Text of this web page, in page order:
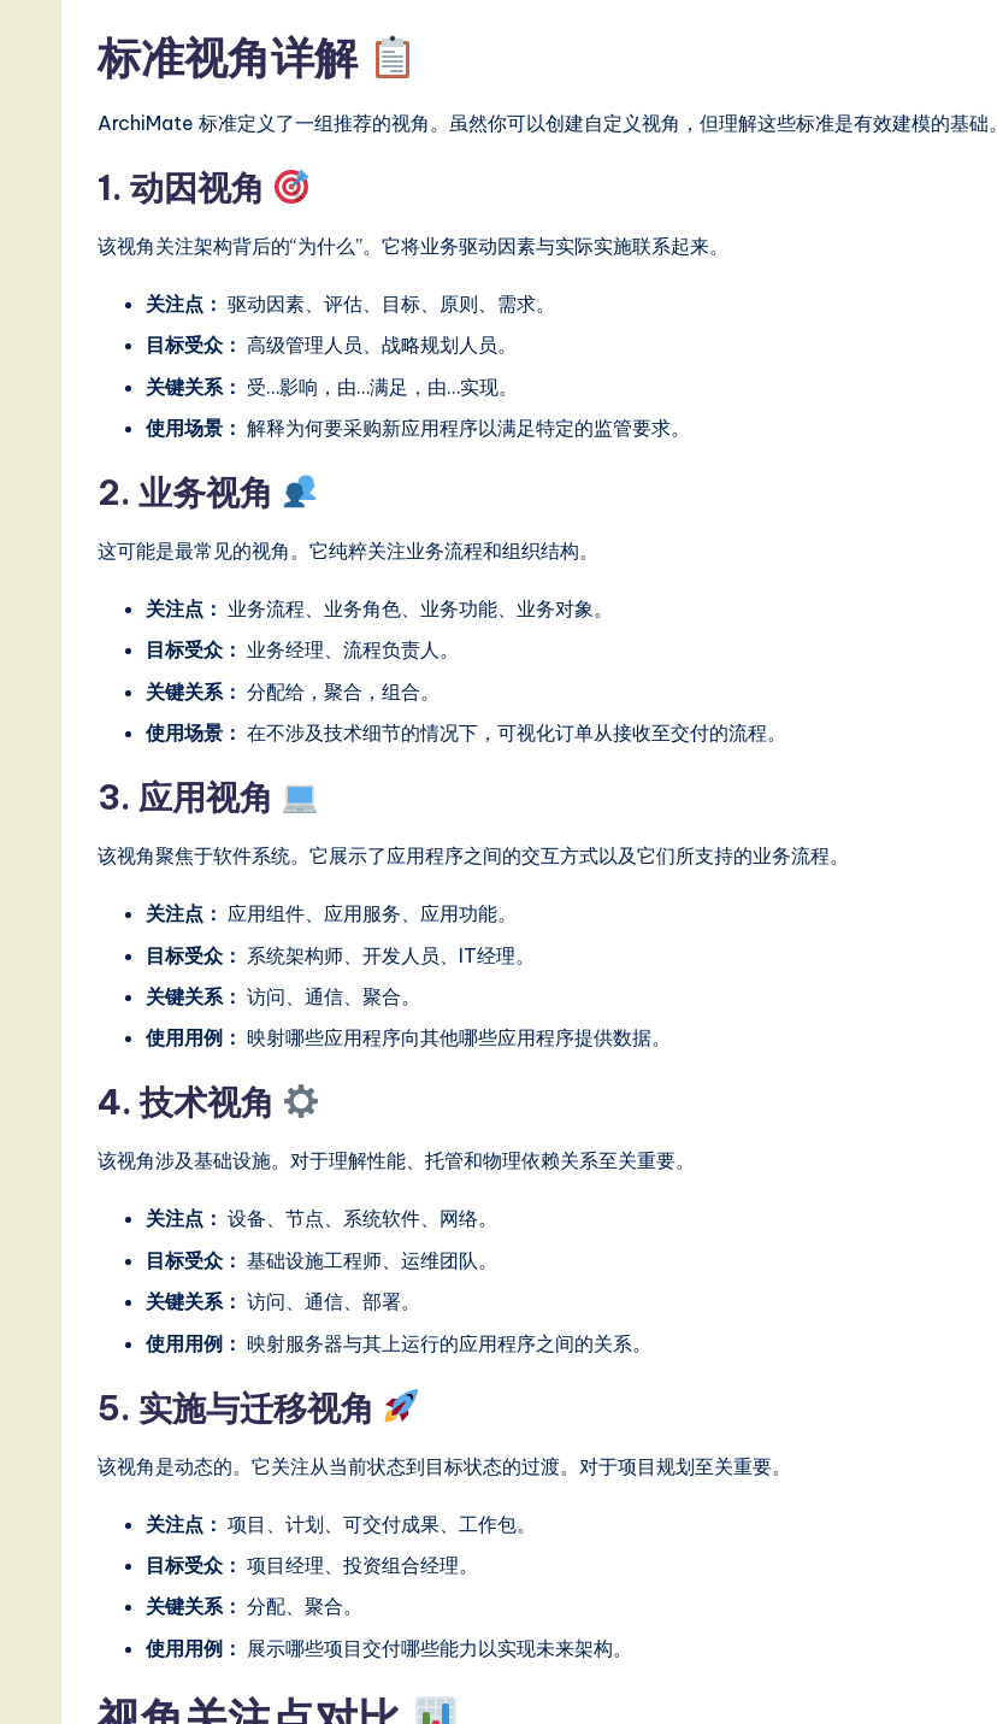
标准视角详解
ArchiMate 标准定义了一组推荐的视角。虽然你可以创建自定义视角，但理解这些标准是有效建模的基础。
1. 动因视角
该视角关注架构背后的“为什么”。它将业务驱动因素与实际实施联系起来。
关注点： 驱动因素、评估、目标、原则、需求。
目标受众： 高级管理人员、战略规划人员。
关键关系： 受…影响，由…满足，由…实现。
使用场景： 解释为何要采购新应用程序以满足特定的监管要求。
2. 业务视角
这可能是最常见的视角。它纯粹关注业务流程和组织结构。
关注点： 业务流程、业务角色、业务功能、业务对象。
目标受众： 业务经理、流程负责人。
关键关系： 分配给，聚合，组合。
使用场景： 在不涉及技术细节的情况下，可视化订单从接收至交付的流程。
3. 应用视角
该视角聚焦于软件系统。它展示了应用程序之间的交互方式以及它们所支持的业务流程。
关注点： 应用组件、应用服务、应用功能。
目标受众： 系统架构师、开发人员、IT经理。
关键关系： 访问、通信、聚合。
使用用例： 映射哪些应用程序向其他哪些应用程序提供数据。
4. 技术视角
该视角涉及基础设施。对于理解性能、托管和物理依赖关系至关重要。
关注点： 设备、节点、系统软件、网络。
目标受众： 基础设施工程师、运维团队。
关键关系： 访问、通信、部署。
使用用例： 映射服务器与其上运行的应用程序之间的关系。
5. 实施与迁移视角
该视角是动态的。它关注从当前状态到目标状态的过渡。对于项目规划至关重要。
关注点： 项目、计划、可交付成果、工作包。
目标受众： 项目经理、投资组合经理。
关键关系： 分配、聚合。
使用用例： 展示哪些项目交付哪些能力以实现未来架构。